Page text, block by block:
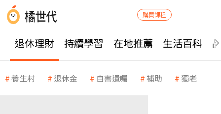
購買課程
退休理財 持續學習 在地推薦 生活百科
養生村 退休金 自書遺囑 補助 獨老